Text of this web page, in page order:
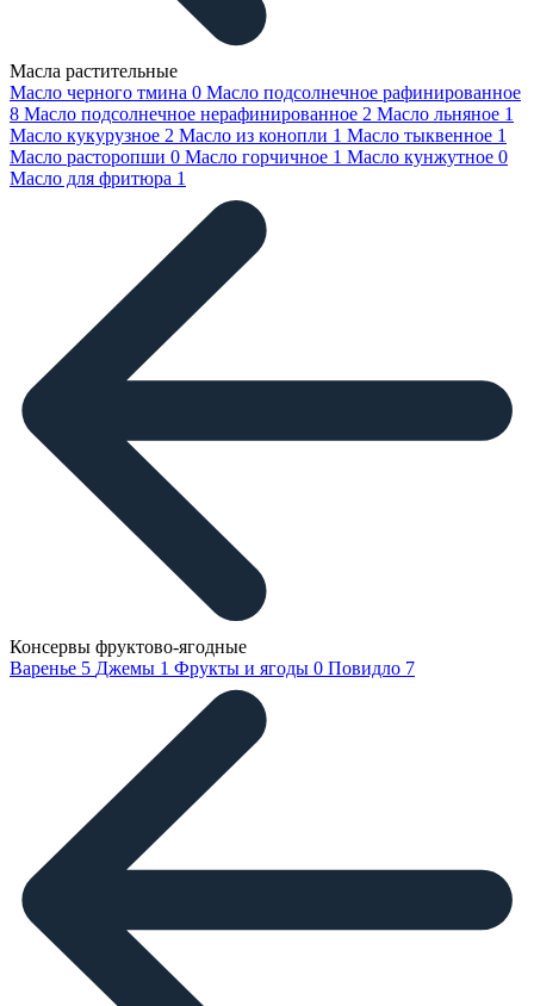
Масла растительные
Масло черного тмина 0 Масло подсолнечное рафинированное
8 Масло подсолнечное нерафинированное 2 Масло льняное 1
Масло кукурузное 2 Масло из конопли 1 Масло тыквенное 1
Масло расторопши 0 Масло горчичное 1 Масло кунжутное 0
Масло для фритюра 1
Консервы фруктово-ягодные
Варенье 5 Джемы 1 Фрукты и ягоды 0 Повидло 7